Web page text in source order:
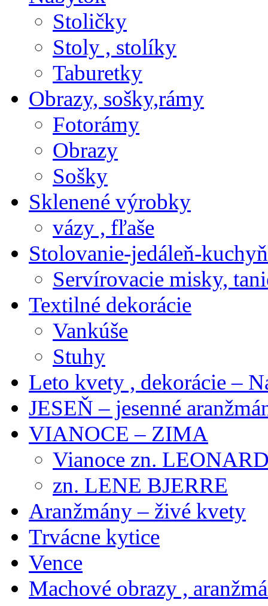
Stoličky
Stoly , stolíky
Taburetky
Obrazy, sošky,rámy
Fotorámy
Obrazy
Sošky
Sklenené výrobky
vázy , fľaše
Stolovanie-jedáleň-
Servírovacie misky,
Textilné dekorácie
Vankúše
Stuhy
Leto kvety , dekorácie –
JESEŇ – jesenné
VIANOCE – ZIMA
Vianoce zn.
zn. LENE BJERRE
Aranžmány – živé kvety
Trvácne kytice
Vence
Machové obrazy ,